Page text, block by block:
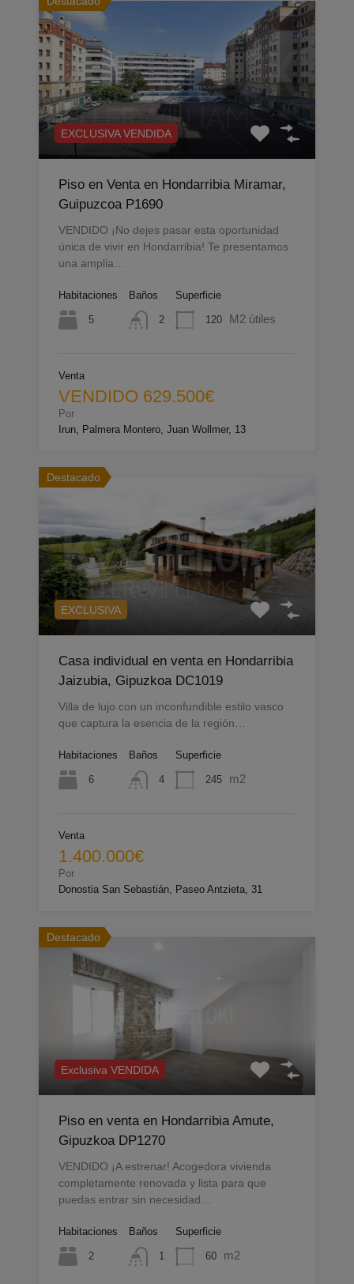
EXCLUSIVA VENDIDA
Piso en Venta en Hondarribia Miramar,
Guipuzcoa P1690
VENDIDO ¡No dejes pasar esta oportunidad
única de vivir en Hondarribia! Te presentamos
una amplia…
Habitaciones
5
Baños
2
Superficie
120 M2 útiles
Venta
VENDIDO 629.500€
Por
Irun, Palmera Montero, Juan Wollmer, 13
Destacado
EXCLUSIVA
Casa individual en venta en Hondarribia
Jaizubia, Gipuzkoa DC1019
Villa de lujo con un inconfundible estilo vasco
que captura la esencia de la región…
Habitaciones
6
Baños
4
Superficie
245 m2
Venta
1.400.000€
Por
Donostia San Sebastián, Paseo Antzieta, 31
Destacado
Exclusiva VENDIDA
Piso en venta en Hondarribia Amute,
Gipuzkoa DP1270
VENDIDO ¡A estrenar! Acogedora vivienda
completamente renovada y lista para que
puedas entrar sin necesidad…
Habitaciones
2
Baños
1
Superficie
60 m2